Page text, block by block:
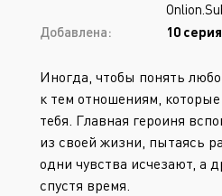
Добавлена:
10
Иногда, чтобы понять
к тем отношениям,
тебя. Главная героиня
из своей жизни, пытаясь
одни чувства исчезают, а
спустя время.